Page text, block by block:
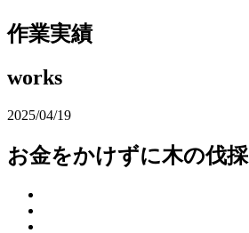
作業実績
works
2025/04/19
お金をかけずに木の伐採